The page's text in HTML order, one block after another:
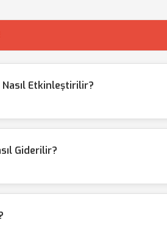
Etkinleştirilir?
Giderilir?